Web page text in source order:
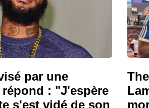
par une
: "J'espère
s'est vidé de son